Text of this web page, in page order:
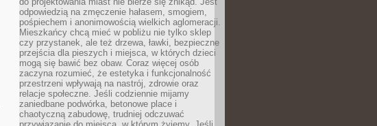
odpowiedzią na zmęczenie hałasem, smogiem,
pośpiechem i anonimowością wielkich aglomeracji.
Mieszkańcy chcą mieć w pobliżu nie tylko sklep
czy przystanek, ale też drzewa, ławki, bezpieczne
przejścia dla pieszych i miejsca, w których dzieci
mogą się bawić bez obaw. Coraz więcej osób
zaczyna rozumieć, że estetyka i funkcjonalność
przestrzeni wpływają na nastrój, zdrowie oraz
relacje społeczne. Jeśli codziennie mijamy
zaniedbane podwórka, betonowe place i
chaotyczną zabudowę, trudniej odczuwać